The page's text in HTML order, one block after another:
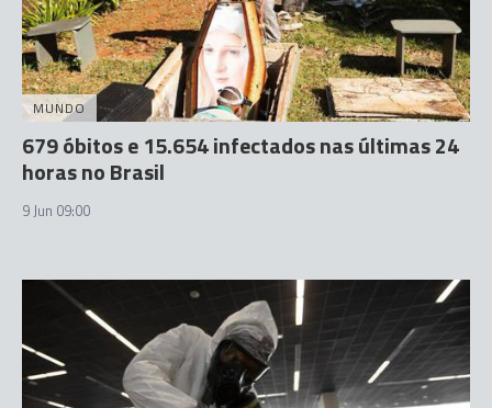
MUNDO
679 óbitos e 15.654 infectados nas últimas 24
horas no Brasil
9 Jun 09:00